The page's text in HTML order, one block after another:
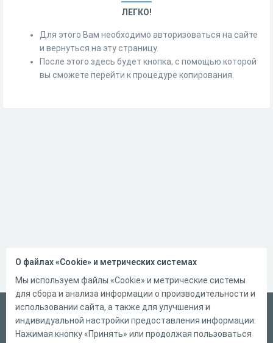
ЛЕГКО!
Для этого Вам необходимо авторизоваться на сайте
и вернуться на эту страницу.
После этого здесь будет кнопка, с помощью которой
вы сможете перейти к процедуре копирования.
Русский
Справка
О файлах «Cookie» и метрических системах
Мы используем файлы «Cookie» и метрические системы
для сбора и анализа информации о производительности и
использовании сайта, а также для улучшения и
индивидуальной настройки предоставления информации.
Нажимая кнопку «Принять» или продолжая пользоваться